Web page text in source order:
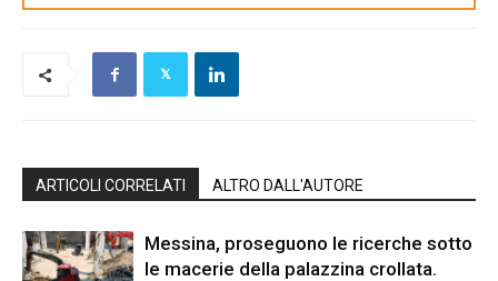
ARTICOLI CORRELATI ALTRO DALL'AUTORE
Messina, proseguono le ricerche sotto
le macerie della palazzina crollata.